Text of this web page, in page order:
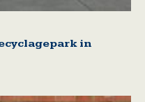
in